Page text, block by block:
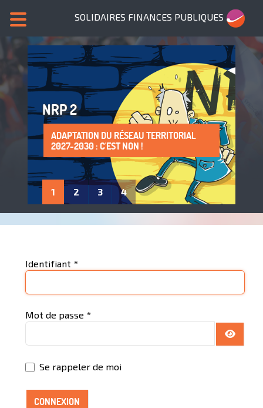
SOLIDAIRES FINANCES PUBLIQUES
NRP 2
ADAPTATION DU RÉSEAU TERRITORIAL
2027-2030 : C'EST NON !
SANS NOUS, PLUS DE SERVICES PUBLICS !
LA PROTECTION DE LA SANTÉ AU TRAVAIL
: UN DROIT À FAIRE VIVRE !
ADHÈRE À SOLIDAIRES FINANCES
PUBLIQUES
1 2 3 4
Identifiant *
Mot de passe *
Se rappeler de moi
CONNEXION